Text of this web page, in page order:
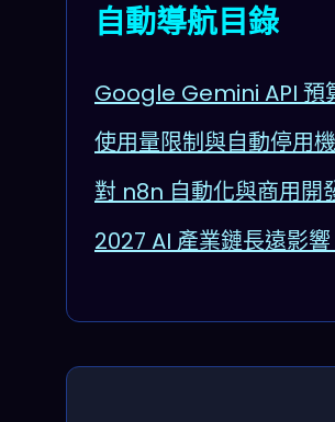
自動導航目錄
Google Gemini API 預
使用量限制與自動停用
對 n8n 自動化與商用開
2027 AI 產業鏈長遠影